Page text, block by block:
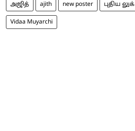
அஜித் ajith new poster புதிய லுக்
Vidaa Muyarchi